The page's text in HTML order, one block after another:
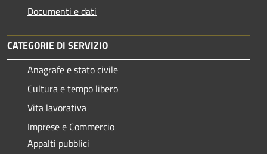
Documenti e dati
CATEGORIE DI SERVIZIO
Anagrafe e stato civile
Cultura e tempo libero
Vita lavorativa
Imprese e Commercio
Appalti pubblici